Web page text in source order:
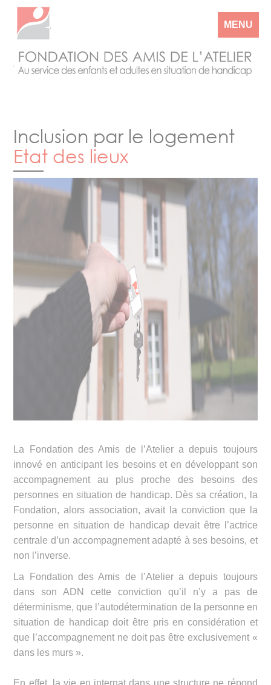
MENU
Inclusion par le logement
Etat des lieux
La Fondation des Amis de l’Atelier a depuis toujours
innové en anticipant les besoins et en développant son
accompagnement au plus proche des besoins des
personnes en situation de handicap. Dès sa création, la
Fondation, alors association, avait la conviction que la
personne en situation de handicap devait être l’actrice
centrale d’un accompagnement adapté à ses besoins, et
non l’inverse.
La Fondation des Amis de l’Atelier a depuis toujours
dans son ADN cette conviction qu’il n’y a pas de
déterminisme, que l’autodétermination de la personne en
situation de handicap doit être pris en considération et
que l’accompagnement ne doit pas être exclusivement «
dans les murs ».